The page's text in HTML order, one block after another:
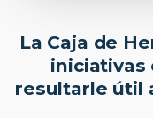
La Caja de
iniciativas
resultarle útil